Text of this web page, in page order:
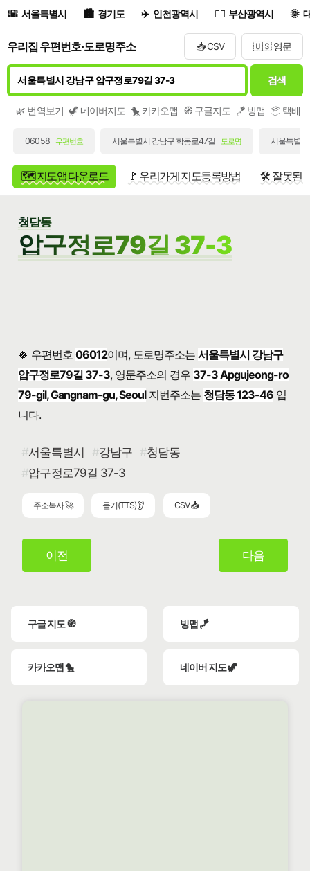
서울특별시 경기도 인천광역시 부산광역시
우리집 우편번호·도로명주소 📥 CSV 🇺🇸 영문
검색
🌿 번역보기 🦖 네이버지도 🐤 카카오맵 🧭 구글지도 🪁 빙맵 📦 택배/
06058 우편번호 서울특별시 강남구 학동로47길 도로명 서울특별
🗺️ 지도앱 다운로드 🚩 우리가게 지도등록방법 🛠️ 잘못된
청담동
압구정로79길 37-3
🍀 우편번호 06012이며, 도로명주소는서울특별시 강남구
압구정로79길 37-3, 영문주소의 경우 37-3 Apgujeong-ro
79-gil, Gangnam-gu, Seoul지번주소는 청담동 123-46 입
니다.
서울특별시 강남구
청담동
압구정로79길 37-3
주소복사 🚀 듣기(TTS) 👂 CSV 📥
이전 다음
구글 지도 🧭 빙맵 🪁
카카오맵 🐤 네이버 지도 🦖